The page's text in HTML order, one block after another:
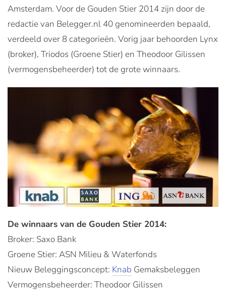
Amsterdam. Voor de Gouden Stier 2014 zijn door de
redactie van Belegger.nl 40 genomineerden bepaald,
verdeeld over 8 categorieën. Vorig jaar behoorden Lynx
(broker), Triodos (Groene Stier) en Theodoor Gilissen
(vermogensbeheerder) tot de grote winnaars.
De winnaars van de Gouden Stier 2014:
Broker: Saxo Bank
Groene Stier: ASN Milieu & Waterfonds
Nieuw Beleggingsconcept: Knab Gemaksbeleggen
Vermogensbeheerder: Theodoor Gilissen